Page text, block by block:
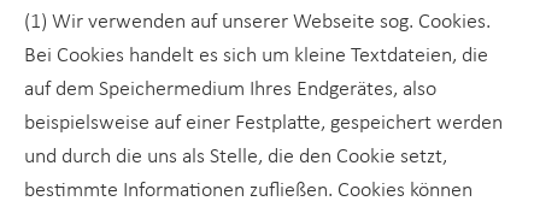
(1) Wir verwenden auf unserer Webseite sog. Cookies.
Bei Cookies handelt es sich um kleine Textdateien, die
auf dem Speichermedium Ihres Endgerätes, also
beispielsweise auf einer Festplatte, gespeichert werden
und durch die uns als Stelle, die den Cookie setzt,
bestimmte Informationen zufließen. Cookies können